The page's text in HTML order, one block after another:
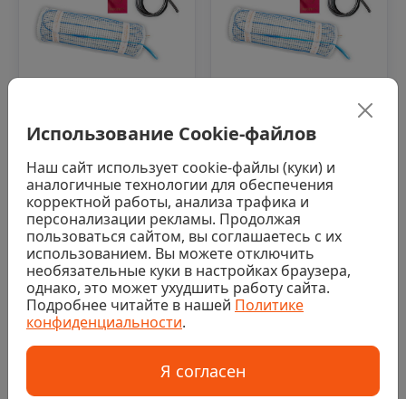
Нагревательный мат
"Теплый пол №1"
ТСП-600-4,0
5 557 ₽/шт
Купить
Нагревательный мат
"Теплый пол №1"
ТСП-480-3,0
5 641 ₽/шт
Купить
Код: 00-00005996 Код: 00-00008625
Использование Cookie-файлов
Наш сайт использует cookie-файлы (куки) и
аналогичные технологии для обеспечения
корректной работы, анализа трафика и
персонализации рекламы. Продолжая
пользоваться сайтом, вы соглашаетесь с их
использованием. Вы можете отключить
необязательные куки в настройках браузера,
однако, это может ухудшить работу сайта.
Подробнее читайте в нашей Политике
конфиденциальности.
Я согласен